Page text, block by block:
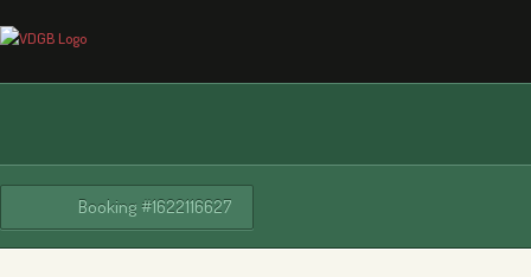
Booking #1622116627